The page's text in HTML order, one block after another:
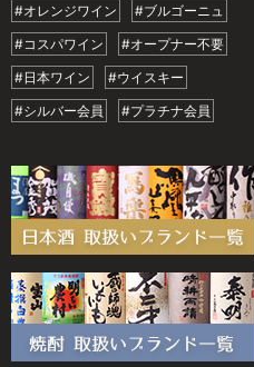
#オレンジワイン
#ブルゴーニュ
#コスパワイン
#オープナー不要
#日本ワイン
#ウイスキー
#シルバー会員
#プラチナ会員